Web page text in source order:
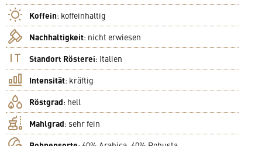
Koffein: koffeinhaltig
Nachhaltigkeit: nicht erwiesen
Standort Rösterei: Italien
Intensität: kräftig
Röstgrad: hell
Mahlgrad: sehr fein